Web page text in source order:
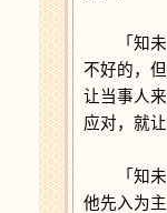
「知未的
不好的，
让当事人
应对，就
「知未的
他先入为